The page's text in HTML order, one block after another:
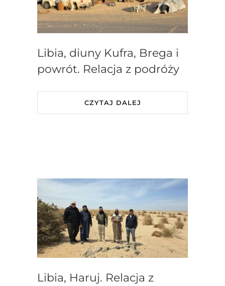
Libia, diuny Kufra, Brega i
powrót. Relacja z podróży
CZYTAJ DALEJ
Libia, Haruj. Relacja z